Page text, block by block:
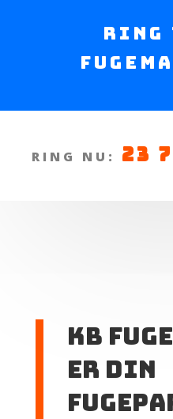
RING NU: 23
KB
er din